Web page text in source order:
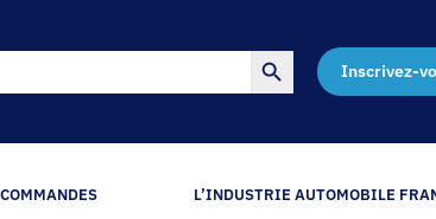
Search Button
Inscrivez-
L’INDUSTRIE AUTOMOBILE